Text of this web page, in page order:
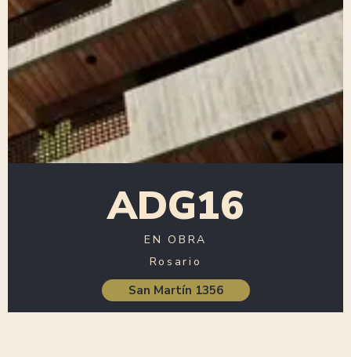
ADG16
EN OBRA
Rosario
San Martín 1356